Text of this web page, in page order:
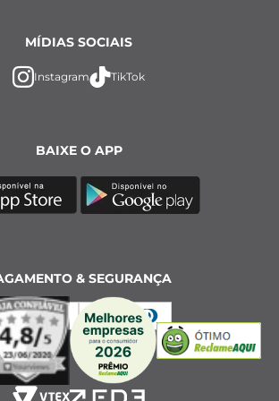
BAIXE O APP
MÍDIAS SOCIAIS
Instagram TikTok
& SEGURANÇA